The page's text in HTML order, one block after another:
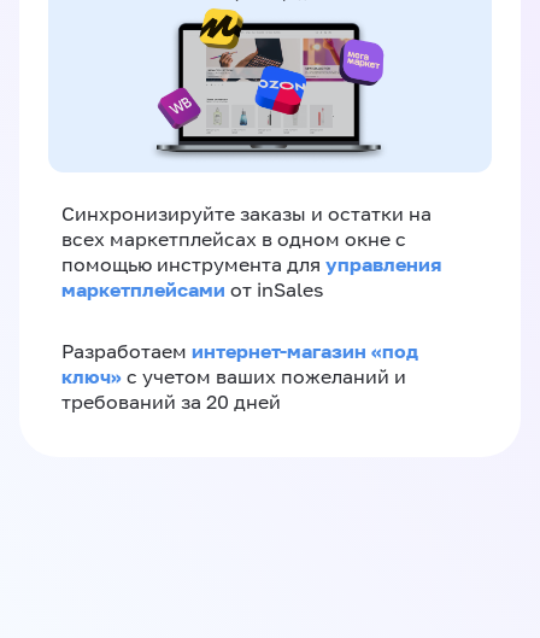
Синхронизируйте заказы и остатки на
всех маркетплейсах в одном окне с
помощью инструмента для управления
маркетплейсами от inSales
Разработаем интернет-магазин «‎под
ключ»‎ с учетом ваших пожеланий и
требований за 20 дней